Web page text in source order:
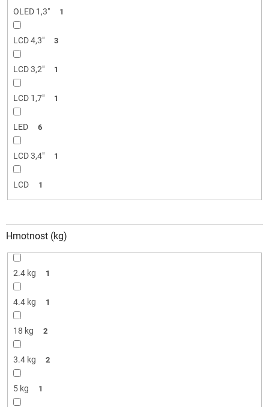
OLED 1,3" 1
LCD 4,3" 3
LCD 3,2" 1
LCD 1,7" 1
LED 6
LCD 3,4" 1
LCD 1
Hmotnost (kg)
2.4 kg 1
4.4 kg 1
18 kg 2
3.4 kg 2
5 kg 1